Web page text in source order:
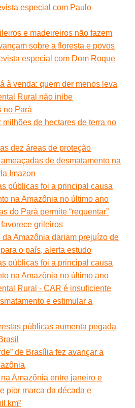
especial com Paulo
e madeireiros não fazem
sobre a floresta e povos
especial com Dom Roque
à venda: quem der menos leva
Rural não inibe
no Pará
milhões de hectares de terra no
dez áreas de proteção
de desmatamento na
Imazon
públicas foi a principal causa
na Amazônia no último ano
do Pará permite “requentar”
grileiros
da Amazônia dariam prejuízo de
o país, alerta estudo
públicas foi a principal causa
na Amazônia no último ano
Rural - CAR é insuficiente
e estimular a
públicas aumenta pegada
de Brasília fez avançar a
Amazônia entre janeiro e
pior marca da década e
km²